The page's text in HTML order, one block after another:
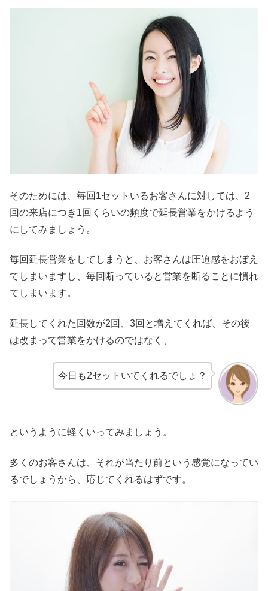
そのためには、毎回1セットいるお客さんに対しては、2
回の来店につき1回くらいの頻度で延長営業をかけるよう
にしてみましょう。
毎回延長営業をしてしまうと、お客さんは圧迫感をおぼえ
てしまいますし、毎回断っていると営業を断ることに慣れ
てしまいます。
延長してくれた回数が2回、3回と増えてくれば、その後
は改まって営業をかけるのではなく、
今日も2セットいてくれるでしょ？
というように軽くいってみましょう。
多くのお客さんは、それが当たり前という感覚になってい
るでしょうから、応じてくれるはずです。